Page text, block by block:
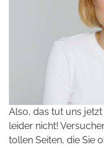
Also, das tut uns
leider nicht!
tollen Seiten, die Sie